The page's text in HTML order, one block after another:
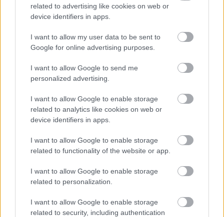
related to advertising like cookies on web or
device identifiers in apps.
I want to allow my user data to be sent to
Google for online advertising purposes.
I want to allow Google to send me
personalized advertising.
I want to allow Google to enable storage
related to analytics like cookies on web or
device identifiers in apps.
I want to allow Google to enable storage
related to functionality of the website or app.
I want to allow Google to enable storage
related to personalization.
I want to allow Google to enable storage
related to security, including authentication